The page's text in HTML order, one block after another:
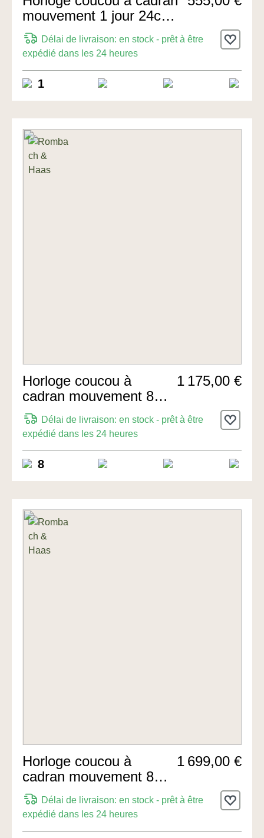
mouvement 1 jour 24cm
de Rombach & Haas
Délai de livraison: en stock - prêt à être
expédié dans les 24 heures
1
Horloge coucou à
cadran mouvement 8
jours 26cm de
Rombach & Haas
1 175,00 €
Délai de livraison: en stock - prêt à être
expédié dans les 24 heures
8
Horloge coucou à
cadran mouvement 8
jours 40cm de
Rombach & Haas
1 699,00 €
Délai de livraison: en stock - prêt à être
expédié dans les 24 heures